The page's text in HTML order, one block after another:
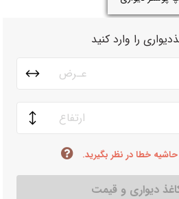
را وارد کنید
دیواری و قیمت